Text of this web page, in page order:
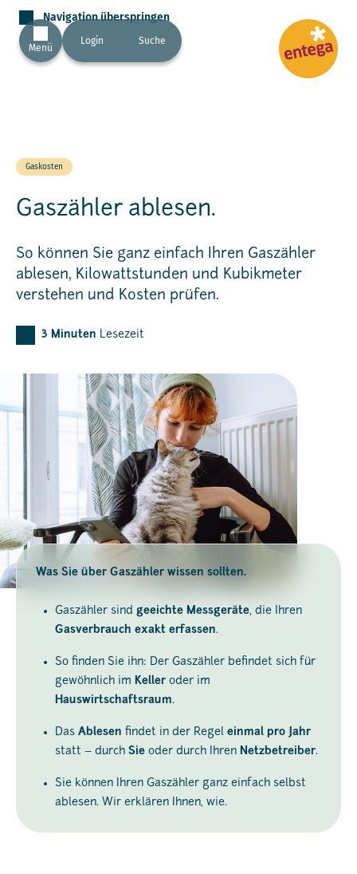
Navigation überspringen
Menü
Login Suche
Gaskosten
Gaszähler ablesen.
So können Sie ganz einfach Ihren Gaszähler
ablesen, Kilowattstunden und Kubikmeter
verstehen und Kosten prüfen.
3 Minuten Lesezeit
Was Sie über Gaszähler wissen sollten.
Gaszähler sind geeichte Messgeräte, die Ihren
Gasverbrauch exakt erfassen.
So finden Sie ihn: Der Gaszähler befindet sich für
gewöhnlich im Keller oder im
Hauswirtschaftsraum.
Das Ablesen findet in der Regel einmal pro Jahr
statt – durch Sie oder durch Ihren Netzbetreiber.
Sie können Ihren Gaszähler ganz einfach selbst
ablesen. Wir erklären Ihnen, wie.